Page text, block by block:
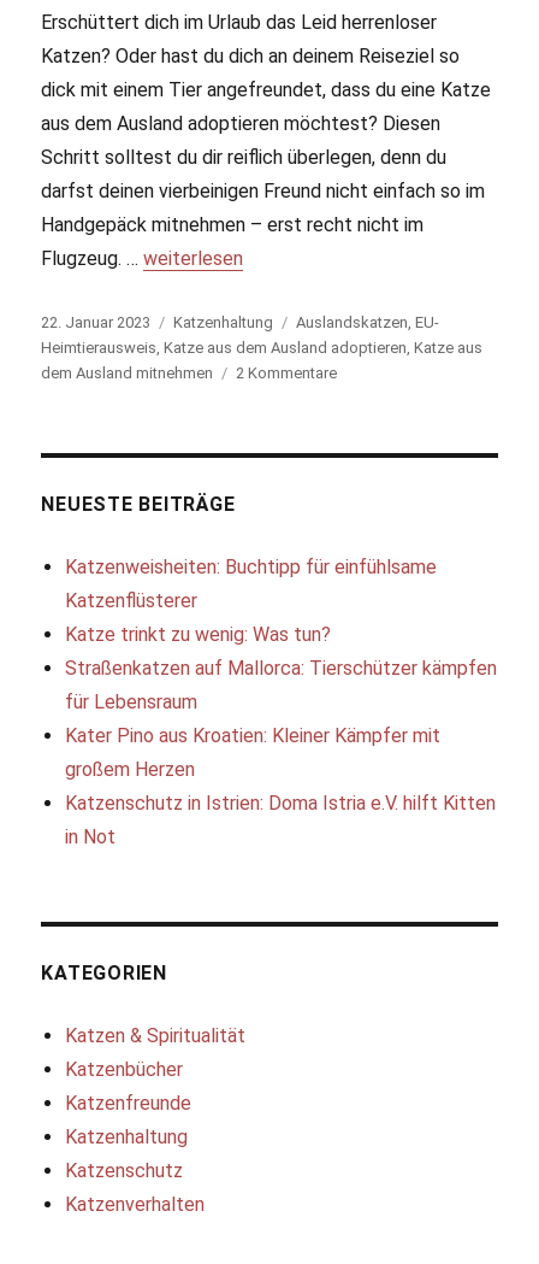
Erschüttert dich im Urlaub das Leid herrenloser
Katzen? Oder hast du dich an deinem Reiseziel so
dick mit einem Tier angefreundet, dass du eine Katze
aus dem Ausland adoptieren möchtest? Diesen
Schritt solltest du dir reiflich überlegen, denn du
darfst deinen vierbeinigen Freund nicht einfach so im
Handgepäck mitnehmen – erst recht nicht im
Flugzeug. …„Katze aus dem Ausland adoptieren: So geht’s“
weiterlesen
Veröffentlicht
am
22. Januar 2023 Kategorien
Katzenhaltung Schlagwörter
Auslandskatzen ,EU-
Heimtierausweis ,Katze aus dem Ausland adoptieren ,Katze aus
dem Ausland mitnehmen
2 Kommentare
NEUESTE BEITRÄGE
Katzenweisheiten: Buchtipp für einfühlsame
Katzenflüsterer
Katze trinkt zu wenig: Was tun?
Straßenkatzen auf Mallorca: Tierschützer kämpfen
für Lebensraum
Kater Pino aus Kroatien: Kleiner Kämpfer mit
großem Herzen
Katzenschutz in Istrien: Doma Istria e.V. hilft Kitten
in Not
KATEGORIEN
Katzen & Spiritualität
Katzenbücher
Katzenfreunde
Katzenhaltung
Katzenschutz
Katzenverhalten